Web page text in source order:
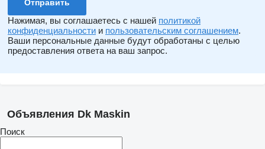
Нажимая, вы соглашаетесь с нашей политикой
конфиденциальности и пользовательским соглашением.
Ваши персональные данные будут обработаны с целью
предоставления ответа на ваш запрос.
Объявления Dk Maskin
Поиск